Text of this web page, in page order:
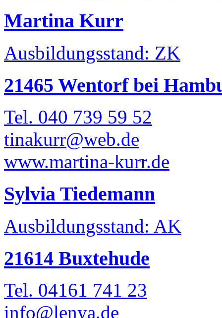
Martina Kurr
Ausbildungsstand: ZK
21465 Wentorf bei
Tel. 040 739 59 52
tinakurr@web.de
www.martina-kurr.de
Sylvia Tiedemann
Ausbildungsstand: AK
21614 Buxtehude
Tel. 04161 741 23
info@lenya.de